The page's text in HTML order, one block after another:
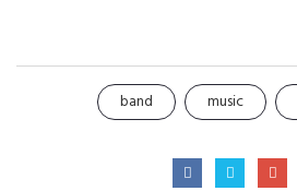
band music